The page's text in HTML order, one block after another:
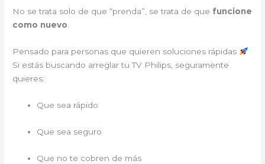
No se trata solo de que “prenda”, se trata de que funcione
como nuevo
Pensado para personas que quieren soluciones rápidas
Si estás buscando arreglar tu TV Philips, seguramente
quieres:
Que sea rápido
Que sea seguro
Que no te cobren de más